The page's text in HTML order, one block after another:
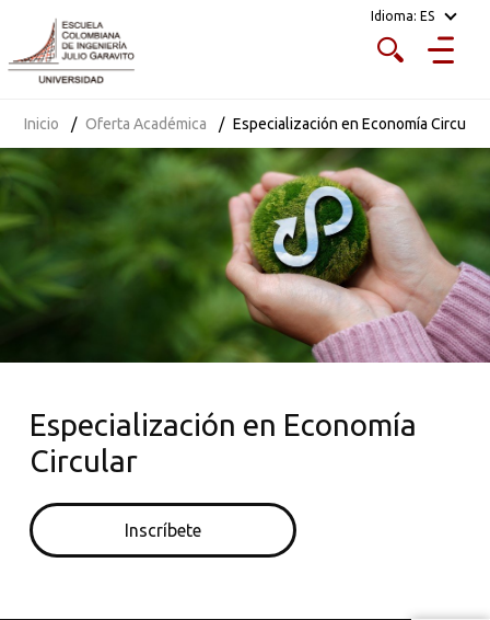
Idioma: ES
Inicio Oferta Académica Especialización en Economía Circular
Especialización en Economía
Circular
Inscríbete